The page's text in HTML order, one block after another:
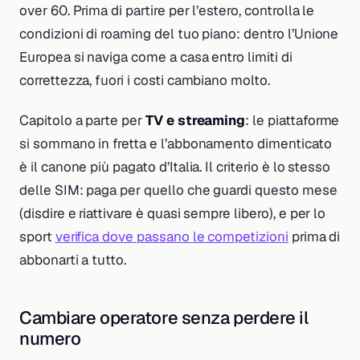
over 60. Prima di partire per l’estero, controlla le
condizioni di roaming del tuo piano: dentro l’Unione
Europea si naviga come a casa entro limiti di
correttezza, fuori i costi cambiano molto.
Capitolo a parte perTV e streaming: le piattaforme
si sommano in fretta e l’abbonamento dimenticato
è il canone più pagato d’Italia. Il criterio è lo stesso
delle SIM: paga per quello che guardi questo mese
(disdire e riattivare è quasi sempre libero), e per lo
sport verifica dove passano le competizioni prima di
abbonarti a tutto.
Cambiare operatore senza perdere il
numero